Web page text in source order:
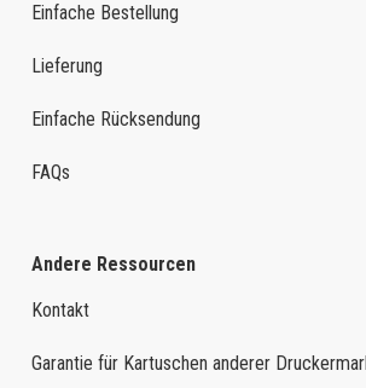
Einfache Bestellung
Lieferung
Einfache Rücksendung
FAQs
Andere Ressourcen
Kontakt
Garantie für Kartuschen anderer